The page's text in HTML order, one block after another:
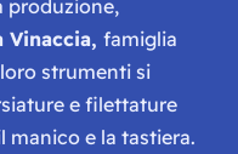
produzione,
Vinaccia, famiglia
strumenti si
e filettature
manico e la tastiera.